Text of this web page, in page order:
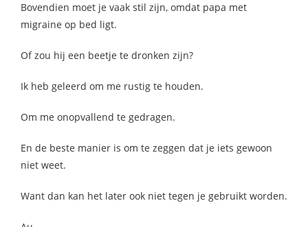
Bovendien moet je vaak stil zijn, omdat papa met
migraine op bed ligt.
Of zou hij een beetje te dronken zijn?
Ik heb geleerd om me rustig te houden.
Om me onopvallend te gedragen.
En de beste manier is om te zeggen dat je iets gewoon
niet weet.
Want dan kan het later ook niet tegen je gebruikt worden.